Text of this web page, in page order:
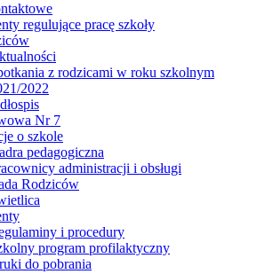
regulujące pracę szkoły
z rodzicami w roku szkolnym
2022
Nr 7
o szkole
pedagogiczna
administracji i obsługi
Rodziców
i procedury
program profilaktyczny
do pobrania